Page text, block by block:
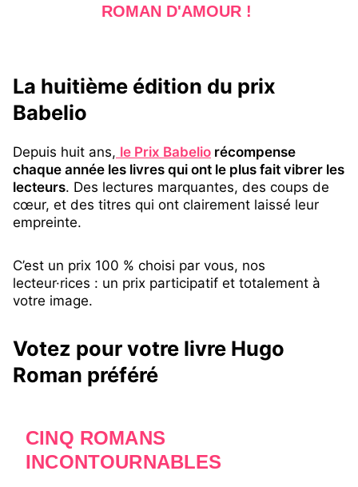
ROMAN D'AMOUR !
La huitième édition du prix
Babelio
Depuis huit ans, le Prix Babelio récompense
chaque année les livres qui ont le plus fait vibrer les
lecteurs. Des lectures marquantes, des coups de
cœur, et des titres qui ont clairement laissé leur
empreinte.
C’est un prix 100 % choisi par vous, nos
lecteur·rices : un prix participatif et totalement à
votre image.
Votez pour votre livre Hugo
Roman préféré
CINQ ROMANS
INCONTOURNABLES